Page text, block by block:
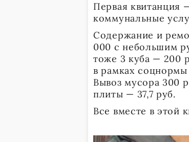
Первая квитанция
коммунальные
Содержание и
000 с небольшим
тоже 3 куба — 200
в рамках
Вывоз мусора 300
плиты — 37,7 руб.
Все вместе в этой